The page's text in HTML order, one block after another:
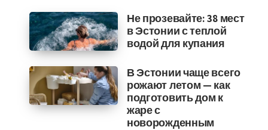
Не прозевайте: 38 мест
в Эстонии с теплой
водой для купания
В Эстонии чаще всего
рожают летом — как
подготовить дом к
жаре с
новорожденным